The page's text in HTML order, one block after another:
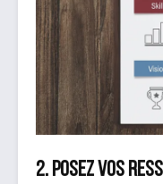
2. Posez vos